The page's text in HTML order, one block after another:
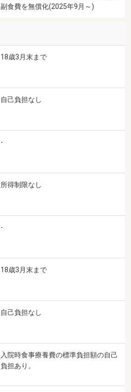
副食費を無償化(2025年9月～)
18歳3月末まで
自己負担なし
-
所得制限なし
-
18歳3月末まで
自己負担なし
入院時食事療養費の標準負担額の自己
負担あり。